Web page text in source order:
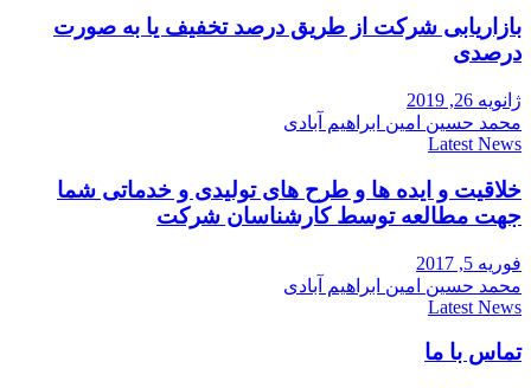
بازاریابی شرکت از طریق درصد تخفیف یا به صورت
درصدی
ژانویه 26, 2019
محمد حسین امین ابراهیم آبادی
Latest News
خلاقیت و ایده ها و طرح های تولیدی و خدماتی شما
جهت مطالعه توسط کارشناسان شرکت
فوریه 5, 2017
محمد حسین امین ابراهیم آبادی
Latest News
تماس با ما